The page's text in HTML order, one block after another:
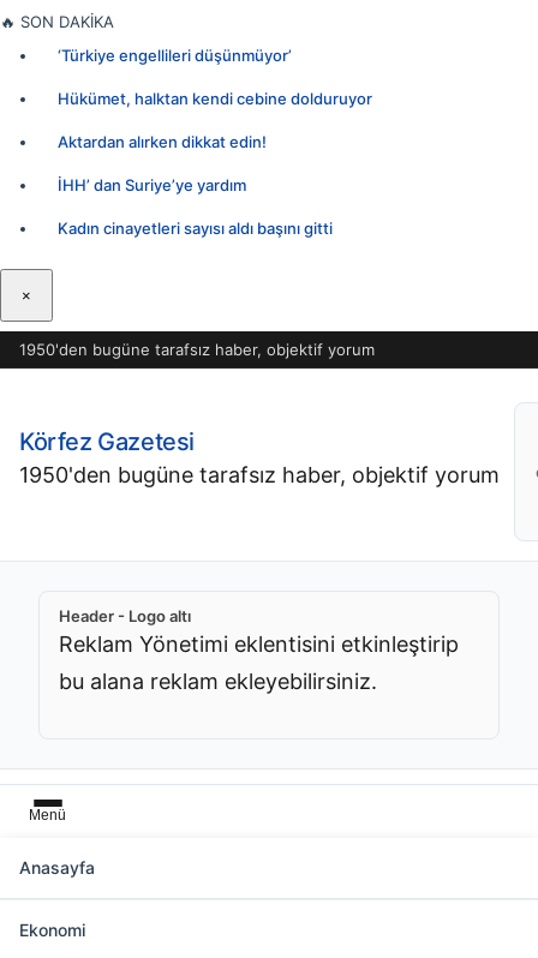
İçeriğe
🔥 SON DAKİKA
‘Türkiye engellileri düşünmüyor’
Hükümet, halktan kendi cebine dolduruyor
Aktardan alırken dikkat edin!
İHH’ dan Suriye’ye yardım
Kadın cinayetleri sayısı aldı başını gitti
×
1950'den bugüne tarafsız haber, objektif yorum
Körfez Gazetesi
1950'den bugüne tarafsız haber, objektif yorum
Header - Logo altı
Reklam Yönetimi eklentisini etkinleştirip
bu alana reklam ekleyebilirsiniz.
Menü
Anasayfa
Ekonomi
Medya Takip Merkezi (MTM) Etiketinde
2 Haber